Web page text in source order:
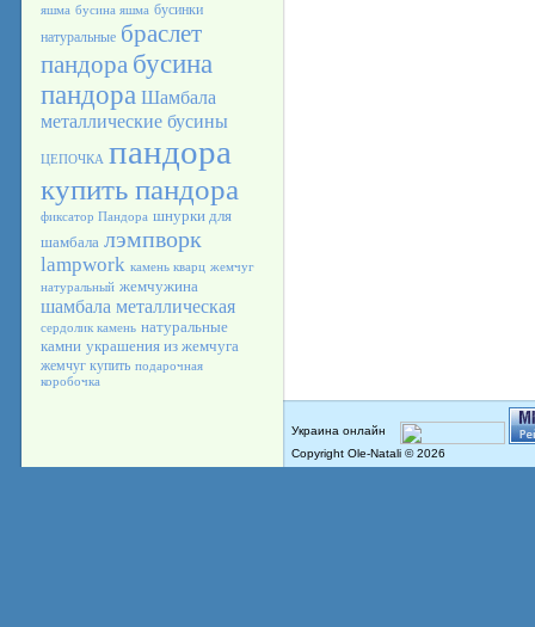
яшма бусина яшма бусинки
натуральные браслет
пандора бусина
пандора Шамбала
металлические бусины
ЦЕПОЧКА пандора
купить пандора
фиксатор Пандора шнурки для
шамбала лэмпворк
lampwork камень кварц жемчуг
натуральный жемчужина
шамбала металлическая
сердолик камень натуральные
камни украшения из жемчуга
жемчуг купить подарочная
коробочка
Copyright Ole-Natali © 2026